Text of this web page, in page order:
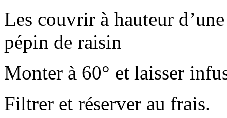
Les couvrir à hauteur
pépin de raisin
Monter à 60° et laisser
Filtrer et réserver au frais.